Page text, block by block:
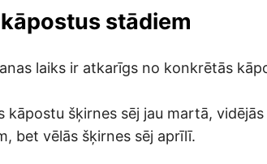
stādiem
laiks ir atkarīgs no konkrētās
kāpostu šķirnes sēj jau martā,
bet vēlās šķirnes sēj aprīlī.